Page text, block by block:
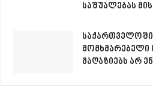
საშუალებას
საქართველოში
მომხმარებელი
მაღაზიებს არ